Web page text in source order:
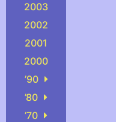
2003
2002
2001
2000
’90
’80
’70